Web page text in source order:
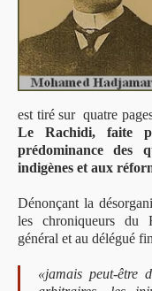
est tiré sur quatre
Le Rachidi, faite
prédominance des
indigènes et aux
Dénonçant la
les chroniqueurs du
général et au délégué
«jamais peut-être